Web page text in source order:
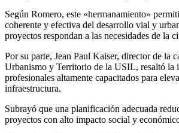
Según Romero, este «hermanamiento»
coherente y efectiva del desarrollo vial y
proyectos respondan a las necesidades de la
Por su parte, Jean Paul Kaiser, director de la
Urbanismo y Territorio de la USIL, resaltó la
profesionales altamente capacitados para
infraestructura.
Subrayó que una planificación adecuada
proyectos con alto impacto social y